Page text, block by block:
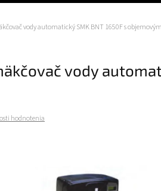
vody automatický SMK BNT 1650F s
vody
hodnotenia